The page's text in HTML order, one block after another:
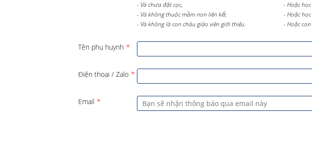
- Và chưa đặt cọc,
- Và không thuộc mầm non liên kết.
- Và không là con cháu giáo viên giới thiệu.
- Hoặc
- Hoặc
- Hoặc
Tên phụ huynh *
Điện thoại / Zalo *
Email *